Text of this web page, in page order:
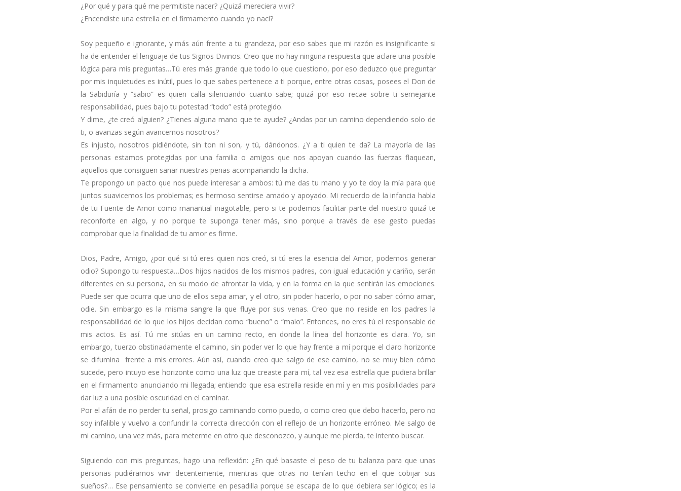
¿Por qué y para qué me permitiste nacer? ¿Quizá mereciera vivir?
¿Encendiste una estrella en el firmamento cuando yo nací?
Soy pequeño e ignorante, y más aún frente a tu grandeza, por eso sabes que mi razón es insignificante si
ha de entender el lenguaje de tus Signos Divinos. Creo que no hay ninguna respuesta que aclare una posible
lógica para mis preguntas…Tú eres más grande que todo lo que cuestiono, por eso deduzco que preguntar
por mis inquietudes es inútil, pues lo que sabes pertenece a ti porque, entre otras cosas, posees el Don de
la Sabiduría y “sabio” es quien calla silenciando cuanto sabe; quizá por eso recae sobre ti semejante
responsabilidad, pues bajo tu potestad “todo” está protegido.
Y dime, ¿te creó alguien? ¿Tienes alguna mano que te ayude? ¿Andas por un camino dependiendo solo de
ti, o avanzas según avancemos nosotros?
Es injusto, nosotros pidiéndote, sin ton ni son, y tú, dándonos. ¿Y a ti quien te da? La mayoría de las
personas estamos protegidas por una familia o amigos que nos apoyan cuando las fuerzas flaquean,
aquellos que consiguen sanar nuestras penas acompañando la dicha.
Te propongo un pacto que nos puede interesar a ambos: tú me das tu mano y yo te doy la mía para que
juntos suavicemos los problemas; es hermoso sentirse amado y apoyado. Mi recuerdo de la infancia habla
de tu Fuente de Amor como manantial inagotable, pero si te podemos facilitar parte del nuestro quizá te
reconforte en algo, y no porque te suponga tener más, sino porque a través de ese gesto puedas
comprobar que la finalidad de tu amor es firme.
Dios, Padre, Amigo, ¿por qué si tú eres quien nos creó, si tú eres la esencia del Amor, podemos generar
odio? Supongo tu respuesta…Dos hijos nacidos de los mismos padres, con igual educación y cariño, serán
diferentes en su persona, en su modo de afrontar la vida, y en la forma en la que sentirán las emociones.
Puede ser que ocurra que uno de ellos sepa amar, y el otro, sin poder hacerlo, o por no saber cómo amar,
odie. Sin embargo es la misma sangre la que fluye por sus venas. Creo que no reside en los padres la
responsabilidad de lo que los hijos decidan como “bueno” o “malo”. Entonces, no eres tú el responsable de
mis actos. Es así. Tú me sitúas en un camino recto, en donde la línea del horizonte es clara. Yo, sin
embargo, tuerzo obstinadamente el camino, sin poder ver lo que hay frente a mí porque el claro horizonte
se difumina frente a mis errores. Aún así, cuando creo que salgo de ese camino, no se muy bien cómo
sucede, pero intuyo ese horizonte como una luz que creaste para mí, tal vez esa estrella que pudiera brillar
en el firmamento anunciando mi llegada; entiendo que esa estrella reside en mí y en mis posibilidades para
dar luz a una posible oscuridad en el caminar.
Por el afán de no perder tu señal, prosigo caminando como puedo, o como creo que debo hacerlo, pero no
soy infalible y vuelvo a confundir la correcta dirección con el reflejo de un horizonte erróneo. Me salgo de
mi camino, una vez más, para meterme en otro que desconozco, y aunque me pierda, te intento buscar.
Siguiendo con mis preguntas, hago una reflexión: ¿En qué basaste el peso de tu balanza para que unas
personas pudiéramos vivir decentemente, mientras que otras no tenían techo en el que cobijar sus
sueños?… Ese pensamiento se convierte en pesadilla porque se escapa de lo que debiera ser lógico; es la